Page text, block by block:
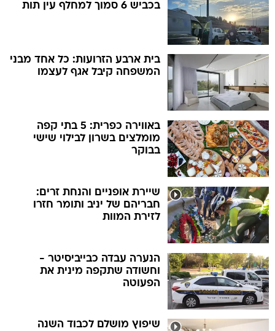
בכביש 6 סמוך למחלף עין תות
בית ארבע הזרועות: כל אחד מבני
המשפחה קיבל אגף לעצמו
באווירה כפרית: 5 בתי קפה
מומלצים בשרון לבילוי שישי
בבוקר
שיירת אופניים והנחת זרים:
חבריהם של יניב ותומר חזרו
לזירת המוות
הנערה עבדה כבייביסיטר -
וחשודה שתקפה מינית את
הפעוטה
שיפוץ מושלם לכבוד השנה